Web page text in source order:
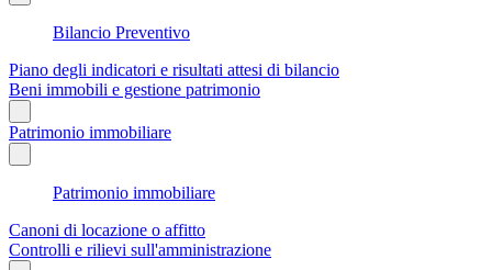
Bilancio Preventivo
Piano degli indicatori e risultati attesi di bilancio
Beni immobili e gestione patrimonio
Patrimonio immobiliare
Patrimonio immobiliare
Canoni di locazione o affitto
Controlli e rilievi sull'amministrazione